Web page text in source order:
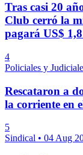
Tras casi 20
Club cerró la
pagará US$
4
Policiales y
Rescataron a
la corriente en
5
Sindical • 04 Aug